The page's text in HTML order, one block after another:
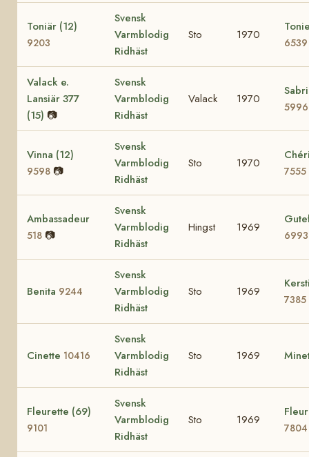
Toniär (12)
9203
Svensk
Varmblodig
Ridhäst
Sto 1970
6539
Valack e.
Lansiär 377
(15) 📷
Svensk
Varmblodig
Ridhäst
Valack 1970
5996
Vinna (12)
9598 📷
Svensk
Varmblodig
Ridhäst
Sto 1970
7555
Ambassadeur
518 📷
Svensk
Varmblodig
Ridhäst
Hingst 1969
6993
Benita 9244
Svensk
Varmblodig
Ridhäst
Sto 1969
7385
Cinette 10416
Svensk
Varmblodig
Ridhäst
Sto 1969
Fleurette (69)
9101
Svensk
Varmblodig
Ridhäst
Sto 1969
7804